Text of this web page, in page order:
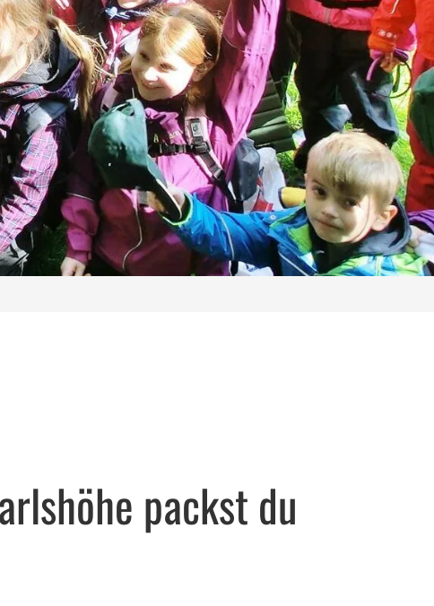
Gut Wulfsdorf
und Klimapioniere mit myClimate
packst du